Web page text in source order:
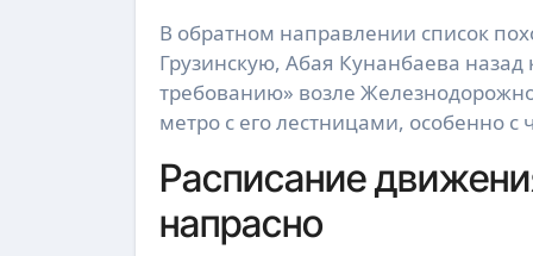
В обратном направлении список
Грузинскую, Абая Кунанбаева
требованию» возле
метро с его лестницами, особенно
Расписание
напрасно